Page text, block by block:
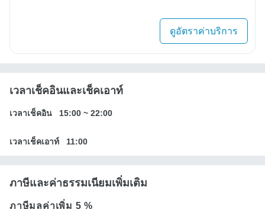
ดูอัตราค่าบริการ
เวลาเช็คอินและเช็คเอาท์
เวลาเช็คอิน 15:00 ~ 22:00
เวลาเช็คเอาท์ 11:00
ภาษีและค่าธรรมเนียมเพิ่มเติม
ภาษีมูลค่าเพิ่ม 5 %